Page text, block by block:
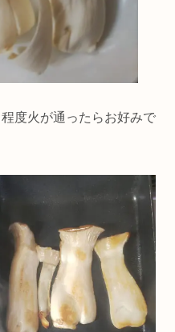
度火が通ったらお好みで